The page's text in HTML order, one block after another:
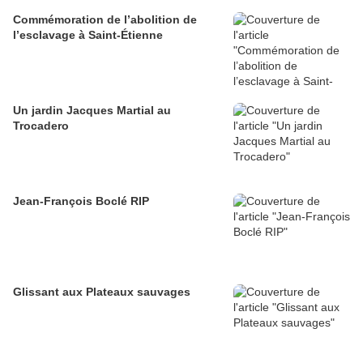
Commémoration de l’abolition de
l’esclavage à Saint-Étienne
Un jardin Jacques Martial au
Trocadero
Jean-François Boclé RIP
Glissant aux Plateaux sauvages